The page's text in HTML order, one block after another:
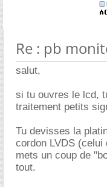
Re : pb
salut,
si tu ouvres le lcd,
traitement petits
Tu devisses la
cordon LVDS
mets un coup de
tout.